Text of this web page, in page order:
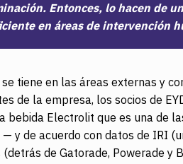
Entonces, lo hacen de
en áreas de intervención
tiene en las áreas externas y
de la empresa, los socios de
bebida Electrolit que es una de
y de acuerdo con datos de IRI
de Gatorade, Powerade y